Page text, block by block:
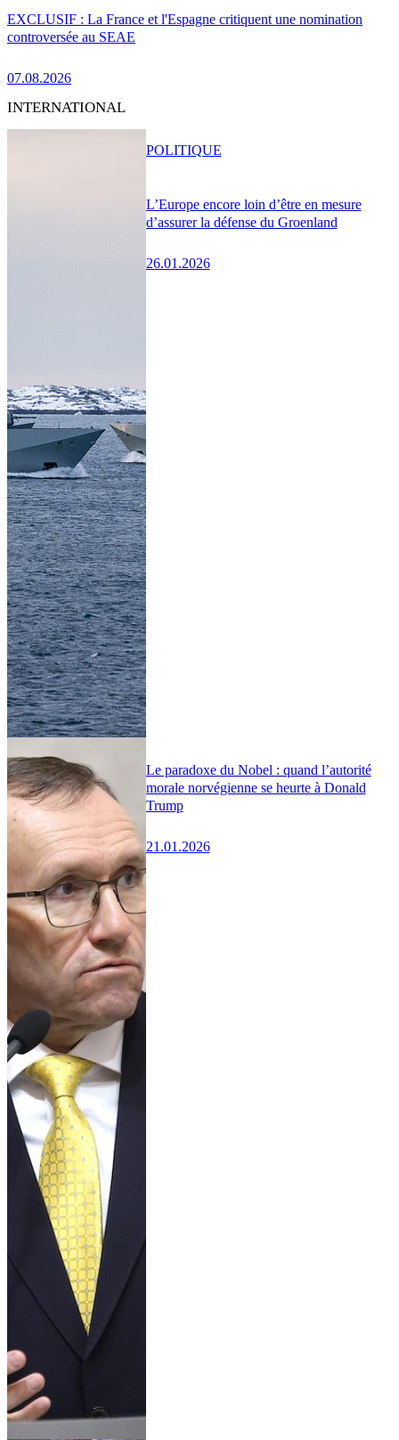
EXCLUSIF : La France et l'Espagne critiquent une nomination
controversée au SEAE
07.08.2026
INTERNATIONAL
L’Europe encore loin d’être en mesure
d’assurer la défense du Groenland
26.01.2026
POLITIQUE
Le paradoxe du Nobel : quand l’autorité
morale norvégienne se heurte à Donald
Trump
21.01.2026